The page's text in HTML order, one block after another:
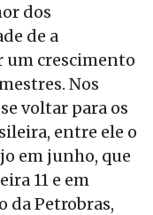
dos
de a
um crescimento
Nos
voltar para os
entre ele o
em junho, que
11 e em
da Petrobras,